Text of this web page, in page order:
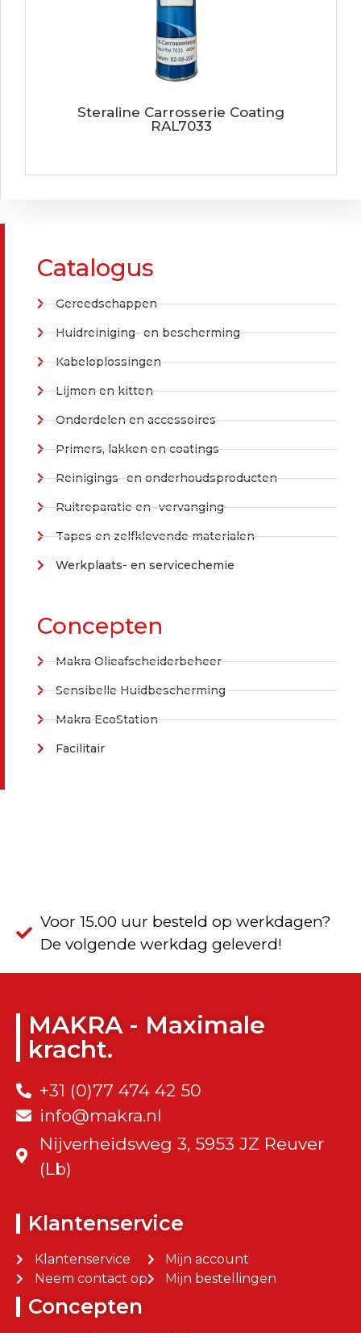
Catalogus
Gereedschappen
Huidreiniging- en bescherming
Kabeloplossingen
Lijmen en kitten
Onderdelen en accessoires
Primers, lakken en coatings
Reinigings- en onderhoudsproducten
Ruitreparatie en -vervanging
Tapes en zelfklevende materialen
Werkplaats- en servicechemie
Concepten
Makra Olieafscheiderbeheer
Sensibelle Huidbescherming
Makra EcoStation
Facilitair
Steraline Carrosserie Coating
RAL7033
Voor 15.00 uur besteld op werkdagen?
De volgende werkdag geleverd!
MAKRA - Maximale
kracht.
+31 (0)77 474 42 50
info@makra.nl
Nijverheidsweg 3, 5953 JZ Reuver
(Lb)
Klantenservice
Klantenservice
Neem contact op
Mijn account
Mijn bestellingen
Concepten